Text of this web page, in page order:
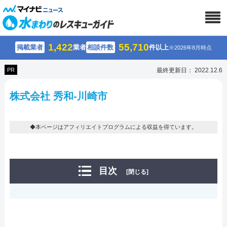
掲載業者 1,422業者相談件数 55,710件以上※2026年8月時点
PR 最終更新日： 2022.12.6
株式会社 秀和-川崎市
◆本ページはアフィリエイトプログラムによる収益を得ています。
目次 [閉じる]